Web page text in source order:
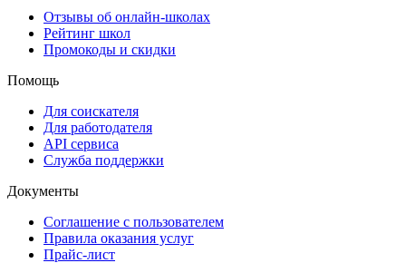
Отзывы об онлайн-школах
Рейтинг школ
Промокоды и скидки
Помощь
Для соискателя
Для работодателя
API сервиса
Служба поддержки
Документы
Соглашение с пользователем
Правила оказания услуг
Прайс-лист